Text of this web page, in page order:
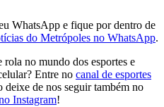
WhatsApp e fique por dentro de
do Metrópoles no WhatsApp.
no mundo dos esportes e
Entre no canal de esportes
deixe de nos seguir também no
Instagram!